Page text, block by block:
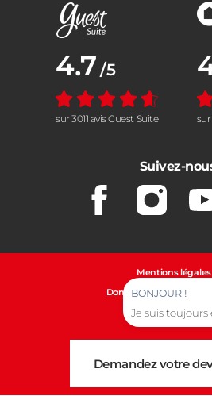
Note moyenne :
4.7 /5
sur 3011 avis Guest Suite sur
Suivez-
Facebook
Mentions légales
Données personnelles
Gestion des
Demandez votre
BONJOUR !
Je suis